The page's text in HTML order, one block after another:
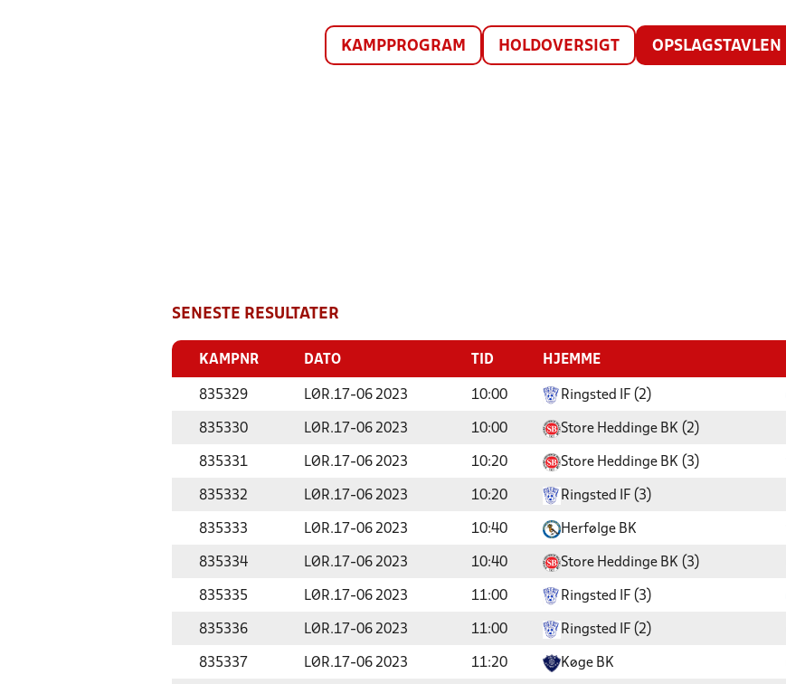
KAMPPROGRAM HOLDOVERSIGT OPSLAGSTAVLEN
SENESTE RESULTATER
KAMPNR DATO TID HJEMME
835329 LØR.17-06 2023 10:00 Ringsted IF (2)
835330 LØR.17-06 2023 10:00 Store Heddinge BK (2)
835331 LØR.17-06 2023 10:20 Store Heddinge BK (3)
835332 LØR.17-06 2023 10:20 Ringsted IF (3)
835333 LØR.17-06 2023 10:40 Herfølge BK
835334 LØR.17-06 2023 10:40 Store Heddinge BK (3)
835335 LØR.17-06 2023 11:00 Ringsted IF (3)
835336 LØR.17-06 2023 11:00 Ringsted IF (2)
835337 LØR.17-06 2023 11:20 Køge BK